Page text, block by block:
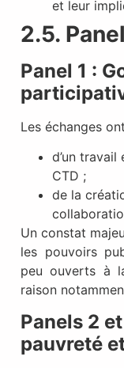
et leur
2.5.
Panel 1 :
Les échanges
d’un travail
CTD ;
de la
Un constat
les pouvoirs
peu ouverts à
raison
Panels 2
pauvreté